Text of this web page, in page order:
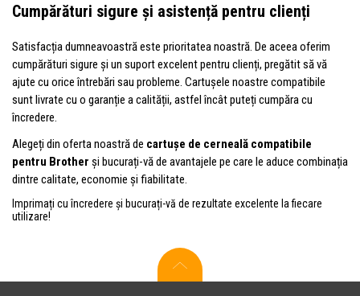
Cumpărături sigure și asistență pentru clienți
Satisfacția dumneavoastră este prioritatea noastră. De aceea oferim
cumpărături sigure și un suport excelent pentru clienți, pregătit să vă
ajute cu orice întrebări sau probleme. Cartușele noastre compatibile
sunt livrate cu o garanție a calității, astfel încât puteți cumpăra cu
încredere.
Alegeți din oferta noastră de cartușe de cerneală compatibile
pentru Brother și bucurați-vă de avantajele pe care le aduce combinația
dintre calitate, economie și fiabilitate.
Imprimați cu încredere și bucurați-vă de rezultate excelente la fiecare
utilizare!